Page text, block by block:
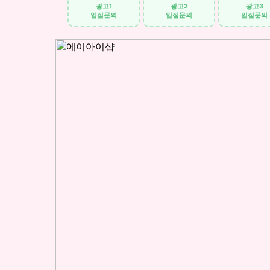
광고1
입점문의
광고2
입점문의
광고3
입점문의